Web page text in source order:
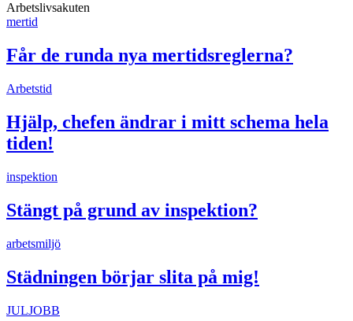
Arbetslivsakuten
mertid
Får de runda nya mertidsreglerna?
Arbetstid
Hjälp, chefen ändrar i mitt schema hela
tiden!
inspektion
Stängt på grund av inspektion?
arbetsmiljö
Städningen börjar slita på mig!
JULJOBB